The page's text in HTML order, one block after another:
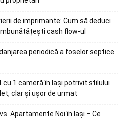
de imprimante: Cum să deduci
cash flow-ul
periodică a foselor septice
cu 1 cameră în Iași potrivit stilului
clar și ușor de urmat
Apartamente Noi în Iași – Ce